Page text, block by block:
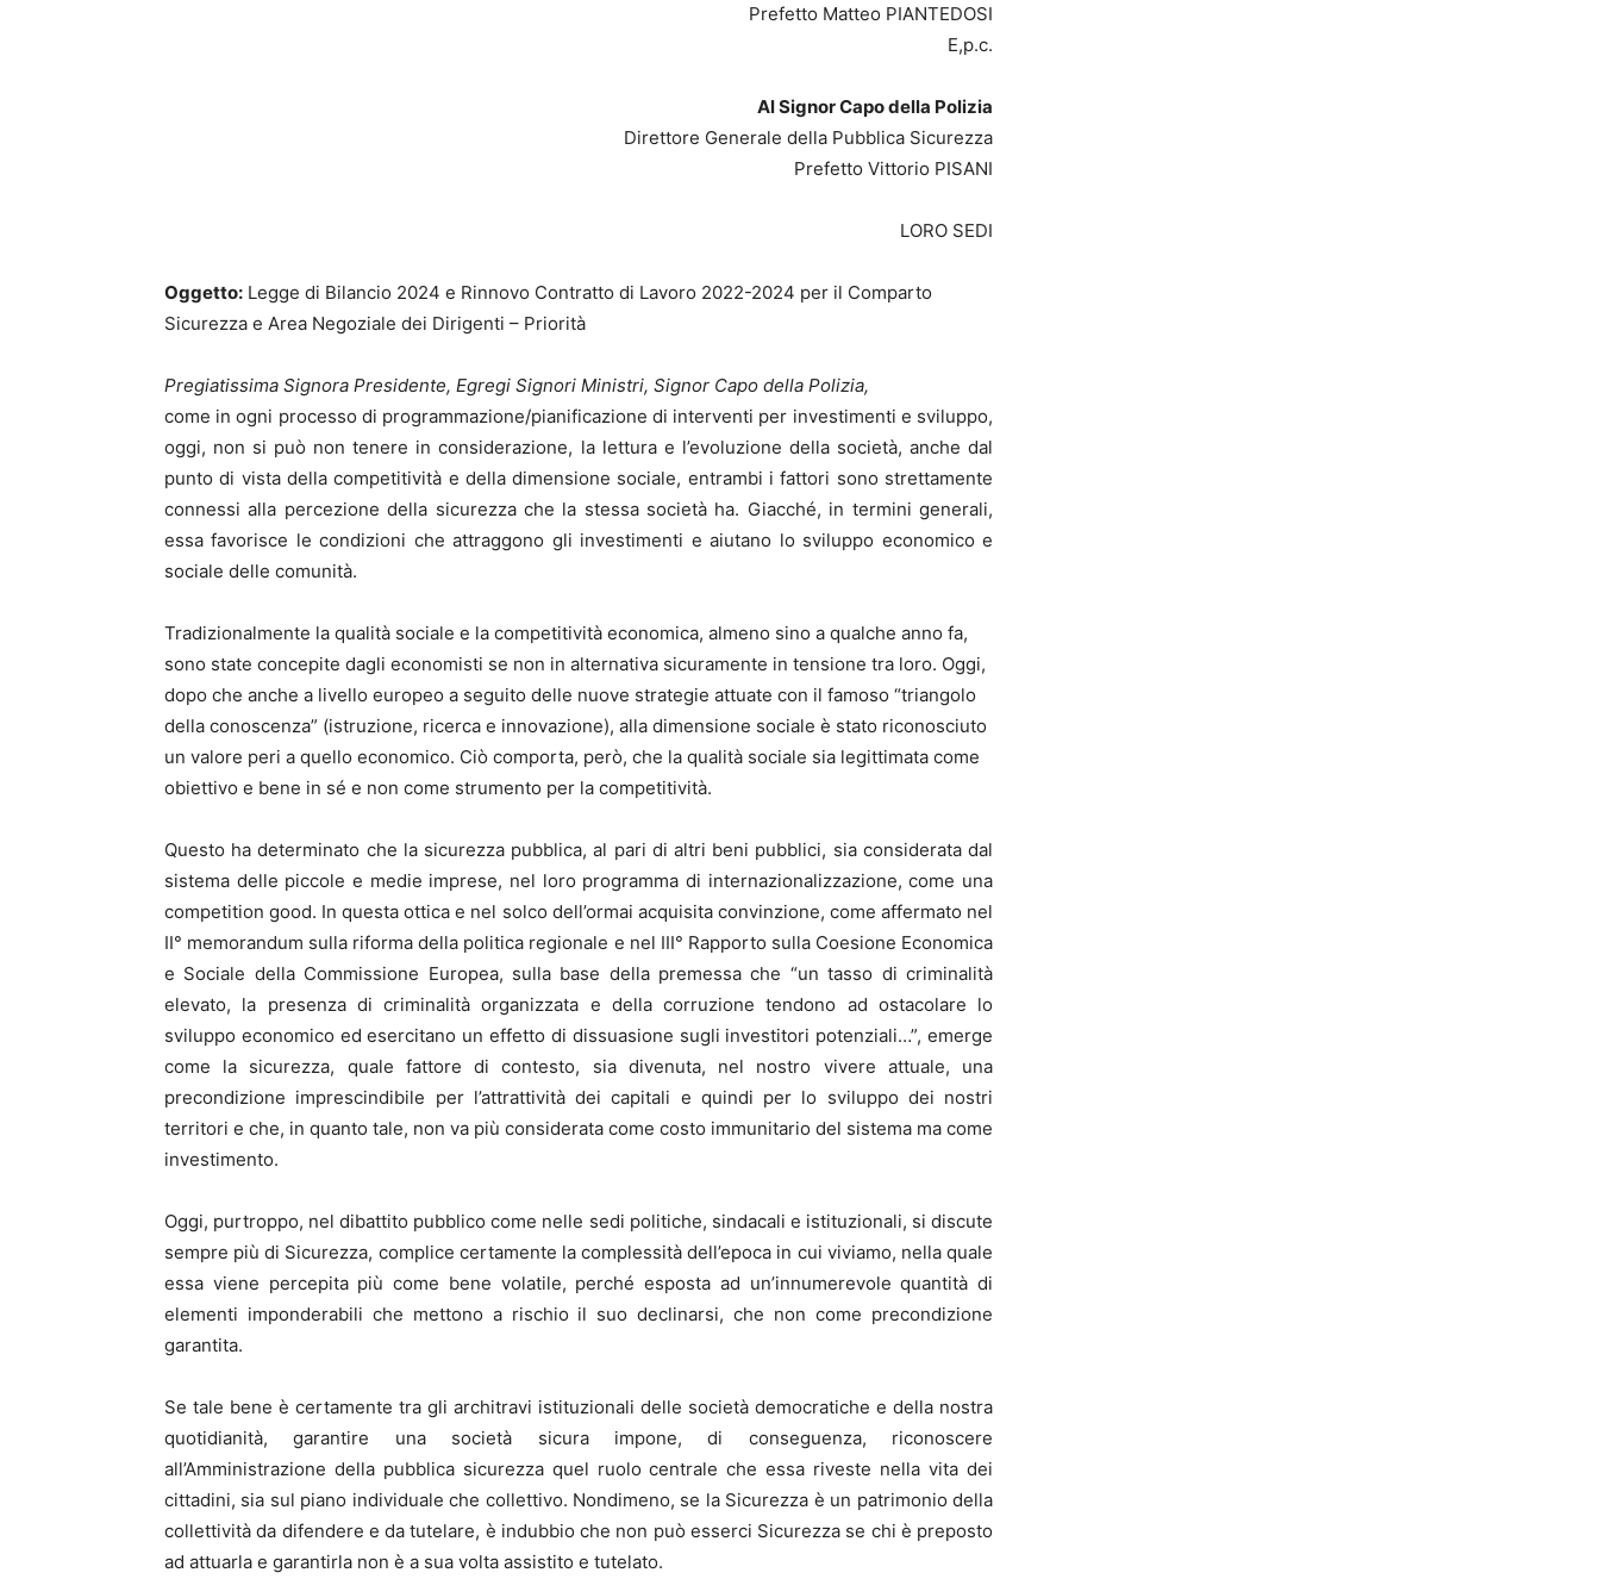
Prefetto Matteo PIANTEDOSI
E,p.c.
Al Signor Capo della Polizia
Direttore Generale della Pubblica Sicurezza
Prefetto Vittorio PISANI
LORO SEDI
Oggetto: Legge di Bilancio 2024 e Rinnovo Contratto di Lavoro 2022-2024 per il Comparto
Sicurezza e Area Negoziale dei Dirigenti – Priorità
Pregiatissima Signora Presidente, Egregi Signori Ministri, Signor Capo della Polizia,
come in ogni processo di programmazione/pianificazione di interventi per investimenti e sviluppo,
oggi, non si può non tenere in considerazione, la lettura e l’evoluzione della società, anche dal
punto di vista della competitività e della dimensione sociale, entrambi i fattori sono strettamente
connessi alla percezione della sicurezza che la stessa società ha. Giacché, in termini generali,
essa favorisce le condizioni che attraggono gli investimenti e aiutano lo sviluppo economico e
sociale delle comunità.
Tradizionalmente la qualità sociale e la competitività economica, almeno sino a qualche anno fa,
sono state concepite dagli economisti se non in alternativa sicuramente in tensione tra loro. Oggi,
dopo che anche a livello europeo a seguito delle nuove strategie attuate con il famoso “triangolo
della conoscenza” (istruzione, ricerca e innovazione), alla dimensione sociale è stato riconosciuto
un valore peri a quello economico. Ciò comporta, però, che la qualità sociale sia legittimata come
obiettivo e bene in sé e non come strumento per la competitività.
Questo ha determinato che la sicurezza pubblica, al pari di altri beni pubblici, sia considerata dal
sistema delle piccole e medie imprese, nel loro programma di internazionalizzazione, come una
competition good. In questa ottica e nel solco dell’ormai acquisita convinzione, come affermato nel
II° memorandum sulla riforma della politica regionale e nel III° Rapporto sulla Coesione Economica
e Sociale della Commissione Europea, sulla base della premessa che “un tasso di criminalità
elevato, la presenza di criminalità organizzata e della corruzione tendono ad ostacolare lo
sviluppo economico ed esercitano un effetto di dissuasione sugli investitori potenziali…”, emerge
come la sicurezza, quale fattore di contesto, sia divenuta, nel nostro vivere attuale, una
precondizione imprescindibile per l’attrattività dei capitali e quindi per lo sviluppo dei nostri
territori e che, in quanto tale, non va più considerata come costo immunitario del sistema ma come
investimento.
Oggi, purtroppo, nel dibattito pubblico come nelle sedi politiche, sindacali e istituzionali, si discute
sempre più di Sicurezza, complice certamente la complessità dell’epoca in cui viviamo, nella quale
essa viene percepita più come bene volatile, perché esposta ad un’innumerevole quantità di
elementi imponderabili che mettono a rischio il suo declinarsi, che non come precondizione
garantita.
Se tale bene è certamente tra gli architravi istituzionali delle società democratiche e della nostra
quotidianità, garantire una società sicura impone, di conseguenza, riconoscere
all’Amministrazione della pubblica sicurezza quel ruolo centrale che essa riveste nella vita dei
cittadini, sia sul piano individuale che collettivo. Nondimeno, se la Sicurezza è un patrimonio della
collettività da difendere e da tutelare, è indubbio che non può esserci Sicurezza se chi è preposto
ad attuarla e garantirla non è a sua volta assistito e tutelato.